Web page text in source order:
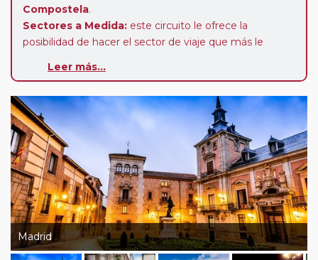
Compostela.
Sectores a Medida: este circuito le ofrece la
posibilidad de hacer el sector de viaje que más le
Podemos calcularle el precio del sector que elija, así
habitación individual, o podrá realizar el viaje en
habitación a compartir (solo en sectores de viaje de
duración igual o superior a 7 noches de hotel).
Leer más...
Madrid